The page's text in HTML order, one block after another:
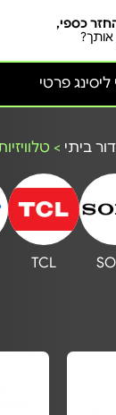
אותך?
פרטי
ביתי >
TCL